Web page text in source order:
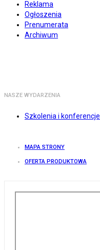
Reklama
Ogłoszenia
Prenumerata
Archiwum
NASZE WYDARZENIA
Szkolenia i konferencje
MAPA STRONY
OFERTA PRODUKTOWA